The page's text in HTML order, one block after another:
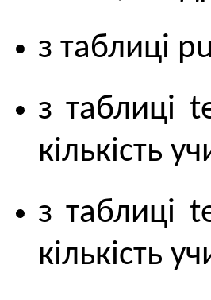
з таблиці
з таблиці
кількість
з таблиці
кількість